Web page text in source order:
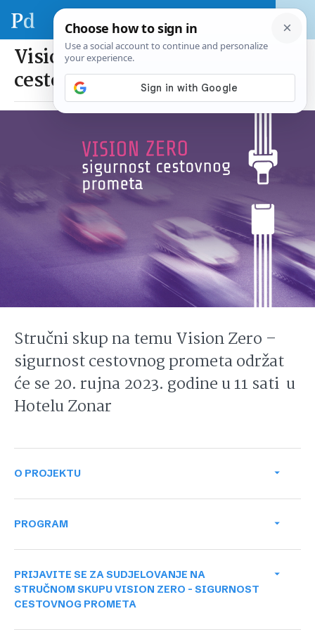
Vision Zero – sigurnost
cestovnog prometa
Stručni skup na temu Vision Zero –
sigurnost cestovnog prometa održat
će se 20. rujna 2023. godine u 11 sati u
Hotelu Zonar
O PROJEKTU
PROGRAM
10:30 - 11:00
Registracija sudionika
PRIJAVITE SE ZA SUDJELOVANJE NA
STRUČNOM SKUPU VISION ZERO – SIGURNOST
CESTOVNOG PROMETA